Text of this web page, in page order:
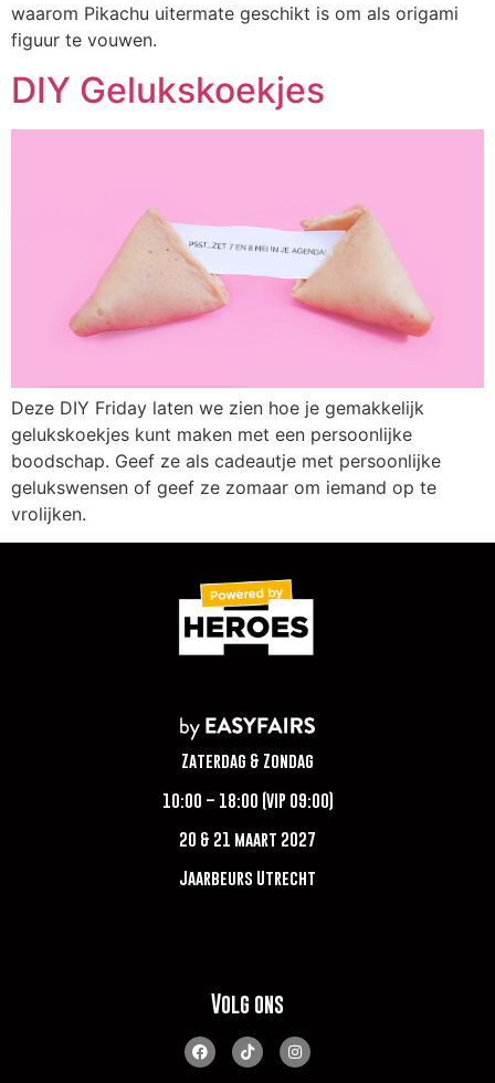
waarom Pikachu uitermate geschikt is om als origami
figuur te vouwen.
DIY Gelukskoekjes
Deze DIY Friday laten we zien hoe je gemakkelijk
gelukskoekjes kunt maken met een persoonlijke
boodschap. Geef ze als cadeautje met persoonlijke
gelukswensen of geef ze zomaar om iemand op te
vrolijken.
Zaterdag & Zondag
10:00 – 18:00 (VIP 09:00)
20 & 21 maart 2027
Jaarbeurs Utrecht
Volg ons